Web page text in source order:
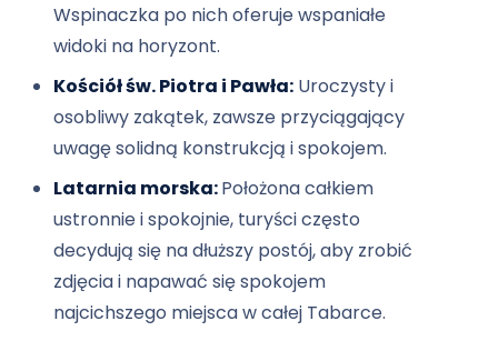
Wspinaczka po nich oferuje wspaniałe
widoki na horyzont.
Kościół św. Piotra i Pawła: Uroczysty i
osobliwy zakątek, zawsze przyciągający
uwagę solidną konstrukcją i spokojem.
Latarnia morska:Położona całkiem
ustronnie i spokojnie, turyści często
decydują się na dłuższy postój, aby zrobić
zdjęcia i napawać się spokojem
najcichszego miejsca w całej Tabarce.